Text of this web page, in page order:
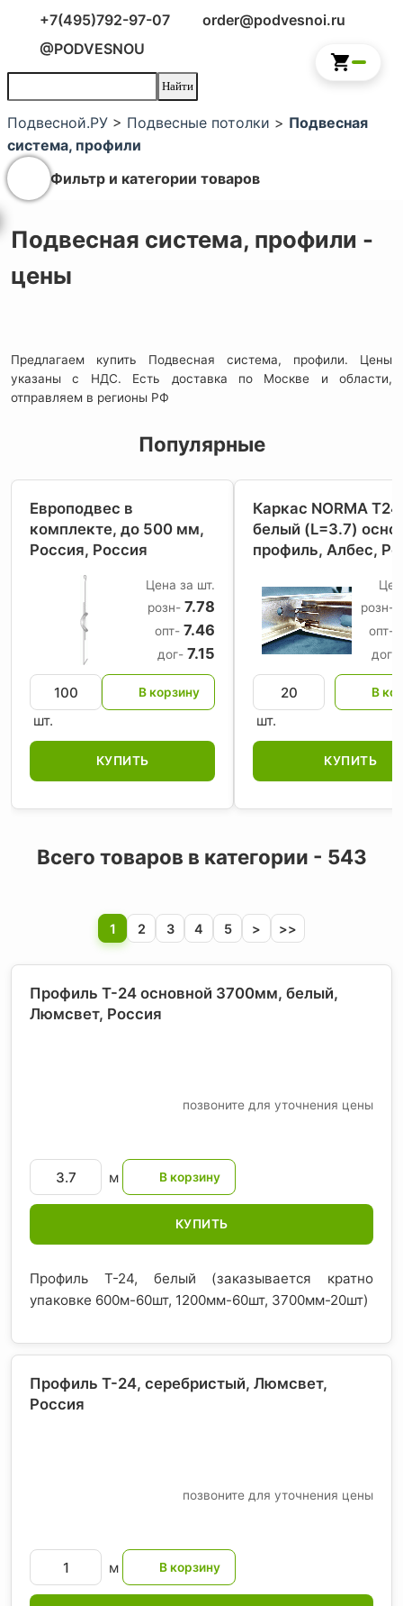
+7(495)792-97-07
order@podvesnoi.ru
@PODVESNOU
Подвесной.РУ > Подвесные потолки > Подвесная
система, профили
Фильтр и категории товаров
Подвесная система, профили -
цены
Предлагаем купить Подвесная система, профили. Цены
указаны с НДС. Есть доставка по Москве и области,
отправляем в регионы РФ
Популярные
Европодвес в
комплекте, до 500 мм,
Россия, Россия
Цена за шт.
розн- 7.78
опт- 7.46
дог- 7.15
шт.
КУПИТЬ
Каркас NORMA Т24
белый (L=3.7)
профиль, Албес,
розн-
опт-
дог-
шт.
КУПИТЬ
Всего товаров в категории - 543
1 2 3 4 5 > >>
Профиль T-24 основной 3700мм, белый,
Люмсвет, Россия
позвоните для уточнения цены
м
КУПИТЬ
Профиль T-24, белый (заказывается кратно
упаковке 600м-60шт, 1200мм-60шт, 3700мм-20шт)
Профиль T-24, серебристый, Люмсвет,
Россия
позвоните для уточнения цены
м